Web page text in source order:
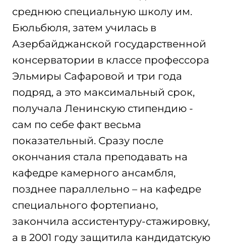
среднюю специальную школу им.
Бюльбюля, затем училась в
Азербайджанской государственной
консерватории в классе профессора
Эльмиры Сафаровой и три года
подряд, а это максимальный срок,
получала Ленинскую стипендию -
сам по себе факт весьма
показательный. Сразу после
окончания стала преподавать на
кафедре камерного ансамбля,
позднее параллельно – на кафедре
специального фортепиано,
закончила ассистентуру-стажировку,
а в 2001 году защитила кандидатскую